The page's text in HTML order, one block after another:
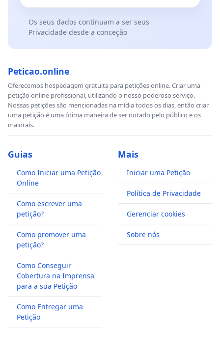
Os seus dados continuam a ser seus
Privacidade desde a conceção
Peticao.online
Oferecemos hospedagem gratuita para petições online. Criar uma
petição online profissional, utilizando o nosso poderoso serviço.
Nossas petições são mencionadas na mídia todos os dias, então criar
uma petição é uma ótima maneira de ser notado pelo público e os
maiorais.
Guias
Como Iniciar uma Petição
Online
Como escrever uma
petição?
Como promover uma
petição?
Como Conseguir
Cobertura na Imprensa
para a sua Petição
Como Entregar uma
Petição
Mais
Iniciar uma Petição
Política de Privacidade
Gerenciar cookies
Sobre nós